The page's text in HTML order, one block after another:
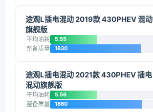
途观L插电混动 2019款 430PHEV 混动
旗舰版
平均油耗 5.55
整备质量 1830
途观L插电混动 2021款 430PHEV 插电
混动旗舰版
平均油耗 5.56
整备质量 1860